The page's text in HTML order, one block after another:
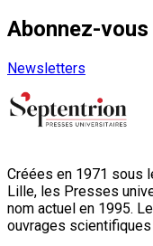
Abonnez-
Newsletters
Créées en 1971 sous
Lille, les Presses
nom actuel en 1995.
ouvrages scientifiques